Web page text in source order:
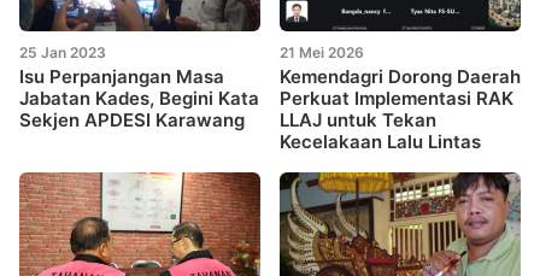
25 Jan 2023
Isu Perpanjangan Masa
Jabatan Kades, Begini Kata
Sekjen APDESI Karawang
21 Mei 2026
Kemendagri Dorong Daerah
Perkuat Implementasi RAK
LLAJ untuk Tekan
Kecelakaan Lalu Lintas